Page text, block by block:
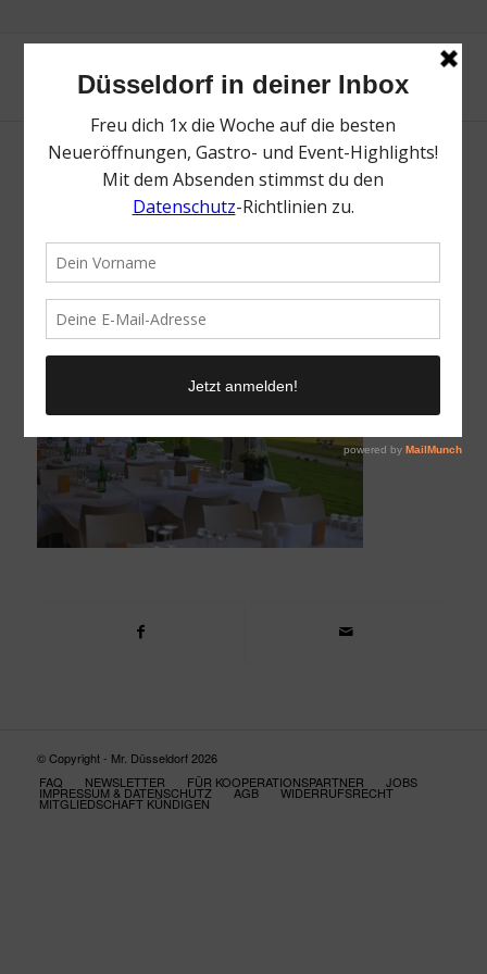
Café del Sol | Die besten Eventlocations in
© Copyright - Mr. Düsseldorf 2026
FAQ
NEWSLETTER FÜR KOOPERATIONSPARTNER JOBS
IMPRESSUM & DATENSCHUTZ AGB WIDERRUFSRECHT
MITGLIEDSCHAFT KÜNDIGEN